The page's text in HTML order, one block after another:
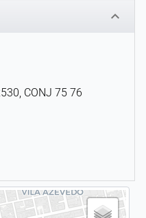
keyboard_arrow_down
CONJ 75 76